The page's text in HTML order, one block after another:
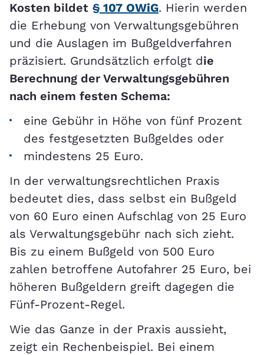
Kosten bildet § 107 OWiG. Hierin werden
die Erhebung von Verwaltungsgebühren
und die Auslagen im Bußgeldverfahren
präzisiert. Grundsätzlich erfolgt die
Berechnung der Verwaltungsgebühren
nach einem festen Schema:
eine Gebühr in Höhe von fünf Prozent
des festgesetzten Bußgeldes oder
mindestens 25 Euro.
In der verwaltungsrechtlichen Praxis
bedeutet dies, dass selbst ein Bußgeld
von 60 Euro einen Aufschlag von 25 Euro
als Verwaltungsgebühr nach sich zieht.
Bis zu einem Bußgeld von 500 Euro
zahlen betroffene Autofahrer 25 Euro, bei
höheren Bußgeldern greift dagegen die
Fünf-Prozent-Regel.
Wie das Ganze in der Praxis aussieht,
zeigt ein Rechenbeispiel. Bei einem